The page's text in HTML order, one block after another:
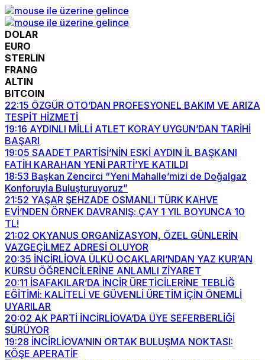
DOLAR
EURO
STERLIN
FRANG
ALTIN
BITCOIN
22:15 ÖZGÜR OTO’DAN PROFESYONEL BAKIM VE ARIZA
TESPİT HİZMETİ
19:16 AYDINLI MİLLİ ATLET KORAY UYGUN’DAN TARİHİ
BAŞARI
19:05 SAADET PARTİSİ’NİN ESKİ AYDIN İL BAŞKANI
FATİH KARAHAN YENİ PARTİ’YE KATILDI
18:53 Başkan Zencirci “Yeni Mahalle’mizi de Doğalgaz
Konforuyla Buluşturuyoruz”
21:52 YAŞAR ŞEHZADE OSMANLI TÜRK KAHVE
EVİ’NDEN ÖRNEK DAVRANIŞ: ÇAY 1 YIL BOYUNCA 10
TL!
21:02 OKYANUS ORGANİZASYON, ÖZEL GÜNLERİN
VAZGEÇİLMEZ ADRESİ OLUYOR
20:35 İNCİRLİOVA ÜLKÜ OCAKLARI’NDAN YAZ KUR’AN
KURSU ÖĞRENCİLERİNE ANLAMLI ZİYARET
20:11 İSAFAKILAR’DA İNCİR ÜRETİCİLERİNE TEBLİĞ
EĞİTİMİ: KALİTELİ VE GÜVENLİ ÜRETİM İÇİN ÖNEMLİ
UYARILAR
20:02 AK PARTİ İNCİRLİOVA’DA ÜYE SEFERBERLİĞİ
SÜRÜYOR
19:28 İNCİRLİOVA’NIN ORTAK BULUŞMA NOKTASI:
KÖŞE APERATİF